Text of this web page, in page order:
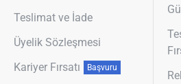
Teslimat ve İade
Üyelik Sözleşmesi
Kariyer Fırsatı
Başvuru